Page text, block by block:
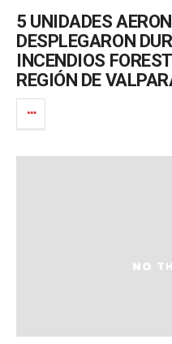
5 UNIDADES
DESPLEGARON
INCENDIOS
REGIÓN DE